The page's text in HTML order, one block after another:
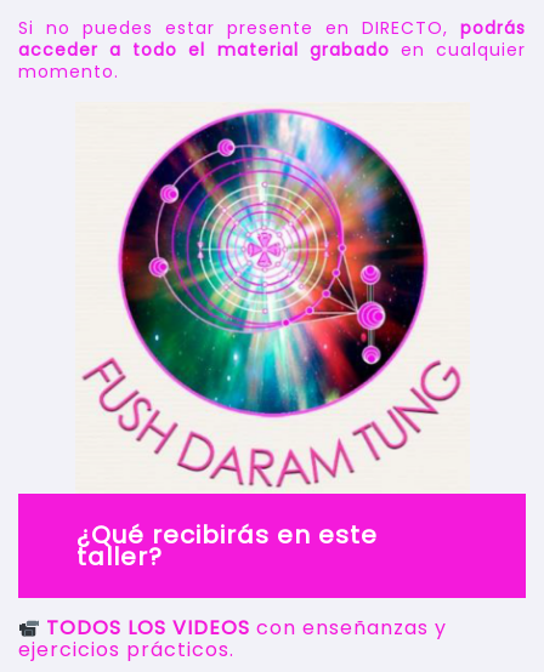
Si no puedes estar presente en DIRECTO, podrás
acceder a todo el material grabado en cualquier
momento.
¿Qué recibirás en este
taller?
TODOS LOS VIDEOS con enseñanzas y
ejercicios prácticos.